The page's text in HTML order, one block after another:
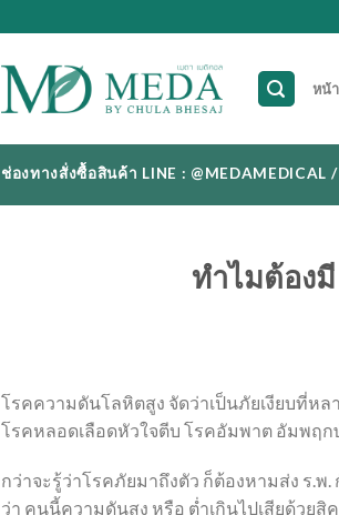
หน้
ช่องทางสั่งซื้อสินค้า LINE : @MEDAMEDICAL
ทำไมต้อง
โรคความดันโลหิตสูง จัดว่าเป็นภัยเงียบที่ห
โรคหลอดเลือดหัวใจตีบ โรคอัมพาต อัมพฤก
กว่าจะรู้ว่าโรคภัยมาถึงตัว ก็ต้องหามส่ง ร.พ.
ว่า คนนี้ความดันสูง หรือ ต่ำเกินไปเสียด้วยสิ